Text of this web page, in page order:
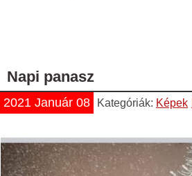
Napi panasz
2021 Január 08 Kategóriák: Képek